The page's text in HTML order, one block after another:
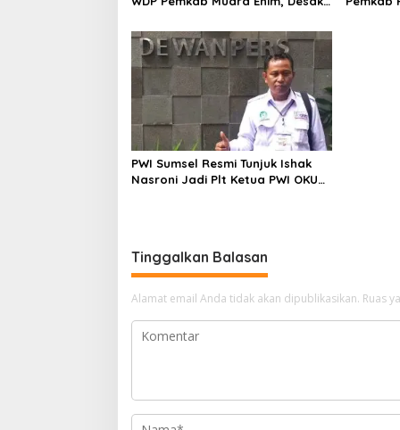
PWI Sumsel Resmi Tunjuk Ishak
Nasroni Jadi Plt Ketua PWI OKU
Tinggalkan Balasan
Alamat email Anda tidak akan dipublikasikan. Ruas